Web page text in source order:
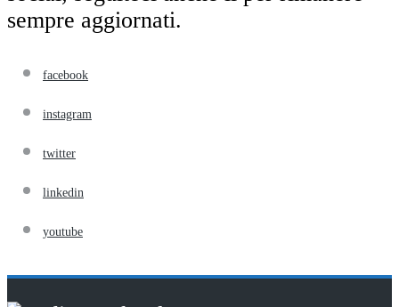
sempre aggiornati.
facebook
instagram
twitter
linkedin
youtube